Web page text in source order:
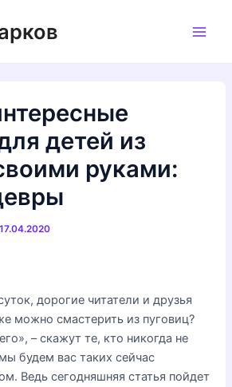
детей из
руками:
17.04.2020
дорогие читатели и друзья
можно смастерить из пуговиц?
– скажут те, кто никогда не
будем вас таких сейчас
Ведь сегодняшняя статья пойдет